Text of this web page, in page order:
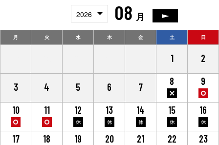
2026 08 月
月 火 水 木 金 土 日
1 2
3 4 5 6 7
8 9
10 11 12 13 14 15 16
17 18 19 20 21 22 23